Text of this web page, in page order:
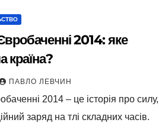
2014: яке
країна?
ПАВЛО ЛЕВЧИН
2014 – це історія про силу,
заряд на тлі складних часів.